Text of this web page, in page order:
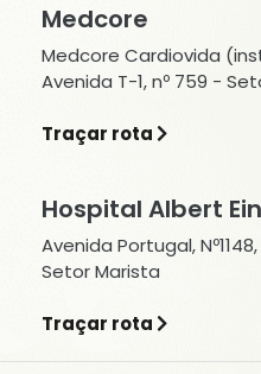
Medcore
Medcore Cardiovida
Avenida T-1, nº 759 -
Traçar rota
Hospital Albert
Avenida Portugal, Nº1148,
Setor Marista
Traçar rota